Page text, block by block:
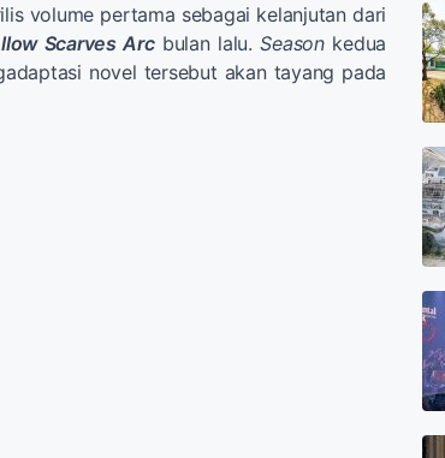
volume pertama sebagai kelanjutan dari
Scarves Arcbulan lalu.Seasonkedua
novel tersebut akan tayang pada